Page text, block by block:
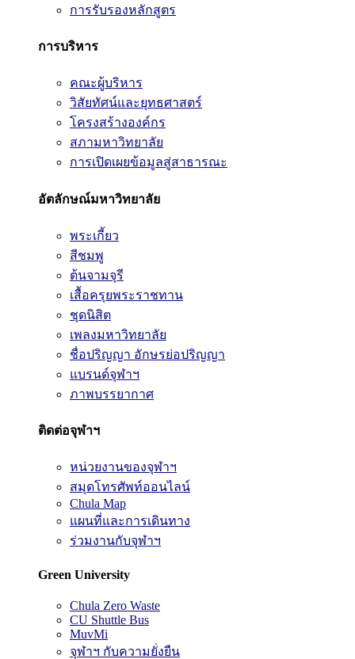
การรับรองหลักสูตร
การบริหาร
คณะผู้บริหาร
วิสัยทัศน์และยุทธศาสตร์
โครงสร้างองค์กร
สภามหาวิทยาลัย
การเปิดเผยข้อมูลสู่สาธารณะ
อัตลักษณ์มหาวิทยาลัย
พระเกี้ยว
สีชมพู
ต้นจามจุรี
เสื้อครุยพระราชทาน
ชุดนิสิต
เพลงมหาวิทยาลัย
ชื่อปริญญา อักษรย่อปริญญา
แบรนด์จุฬาฯ
ภาพบรรยากาศ
ติดต่อจุฬาฯ
หน่วยงานของจุฬาฯ
สมุดโทรศัพท์ออนไลน์
Chula Map
แผนที่และการเดินทาง
ร่วมงานกับจุฬาฯ
Green University
Chula Zero Waste
CU Shuttle Bus
MuvMi
จุฬาฯ กับความยั่งยืน